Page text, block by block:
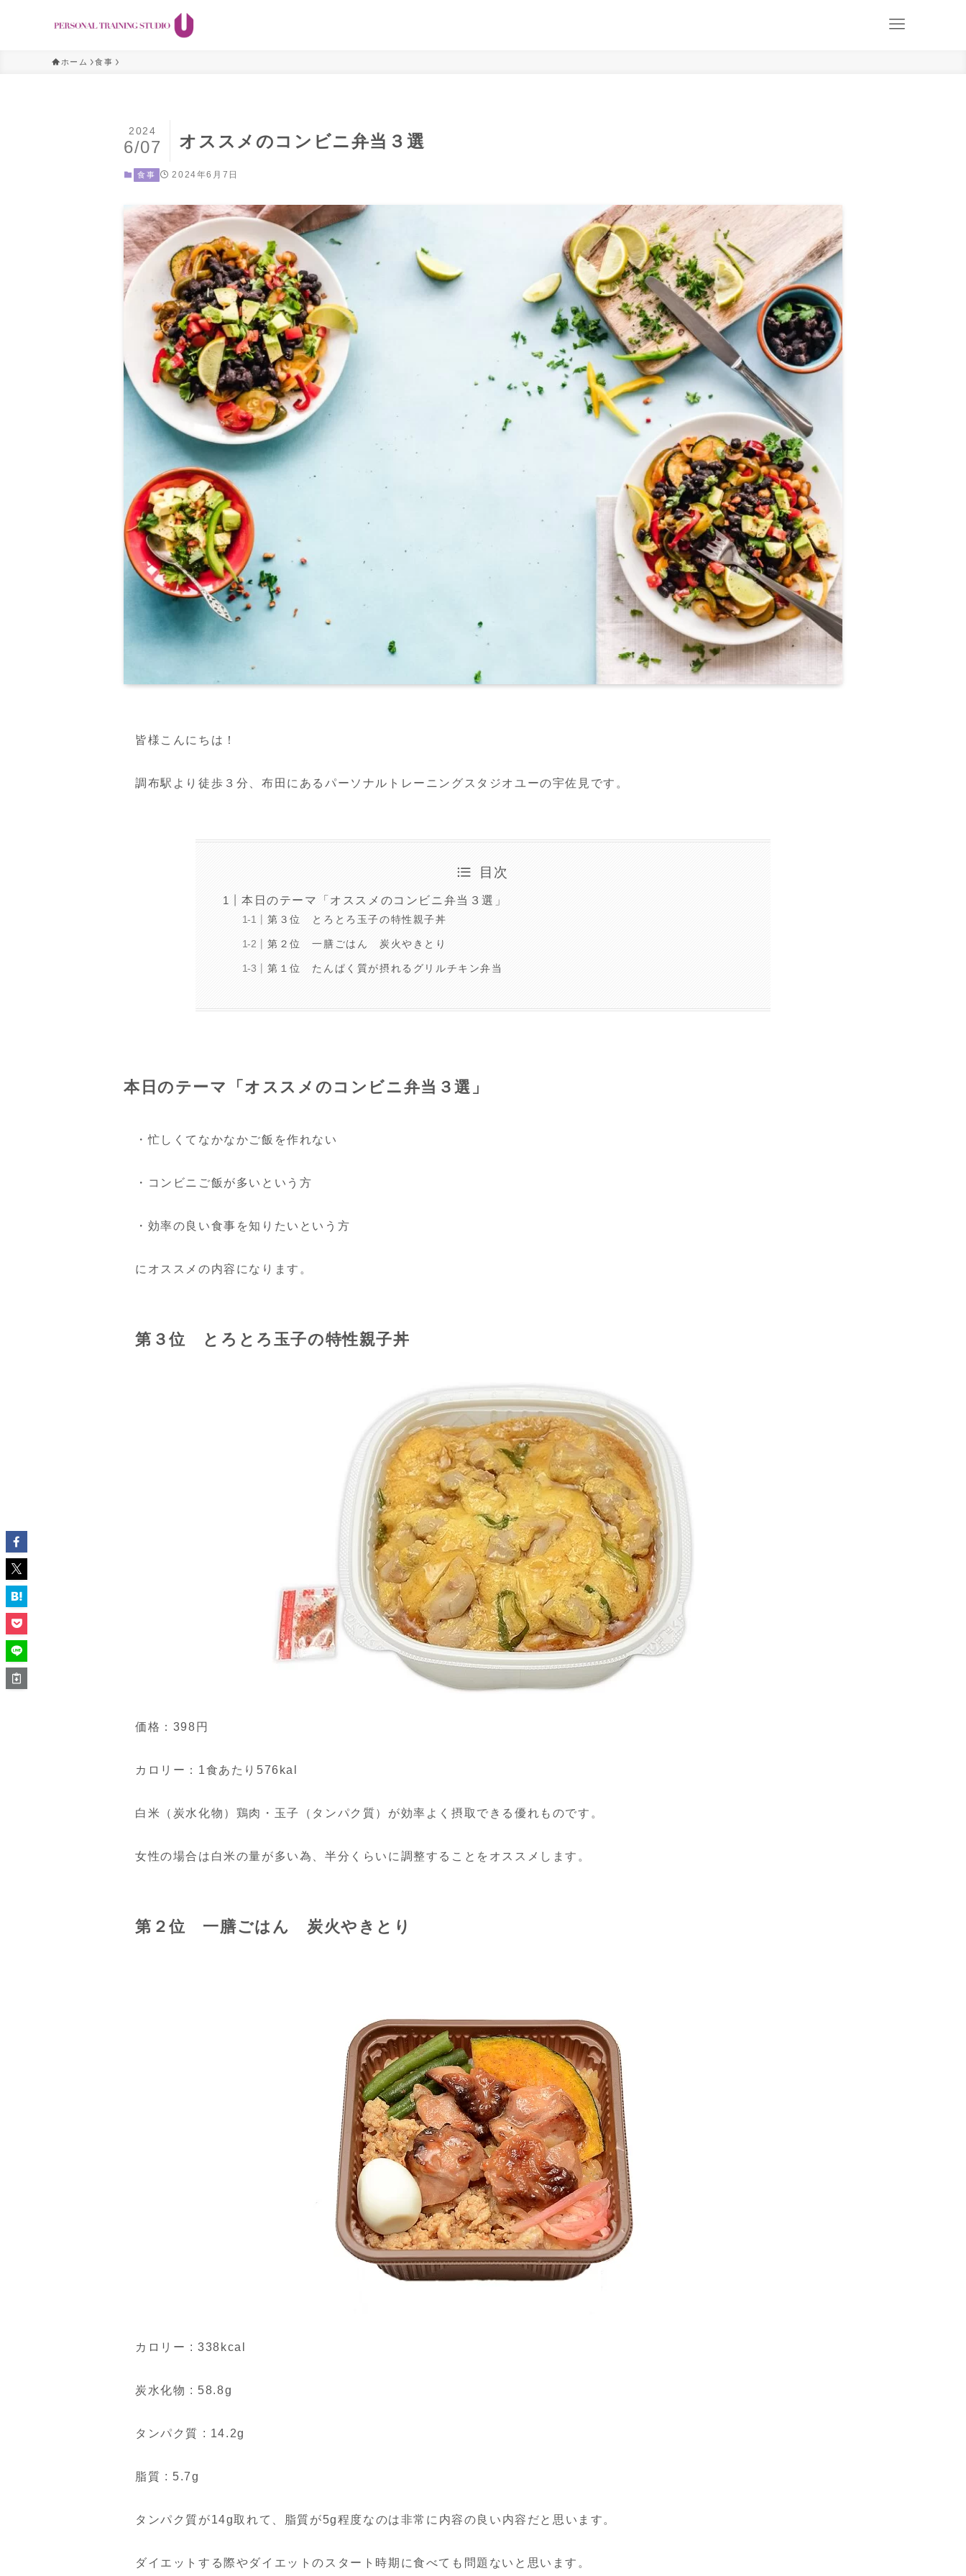
ホーム 食事
オススメのコンビニ弁当３選
2024
6/07
食事 2024年6月7日
皆様こんにちは！
調布駅より徒歩３分、布田にあるパーソナルトレーニングスタジオユーの宇佐見です。
目次
本日のテーマ「オススメのコンビニ弁当３選」
第３位 とろとろ玉子の特性親子丼
第２位 一膳ごはん 炭火やきとり
第１位 たんぱく質が摂れるグリルチキン弁当
本日のテーマ「オススメのコンビニ弁当３選」
・忙しくてなかなかご飯を作れない
・コンビニご飯が多いという方
・効率の良い食事を知りたいという方
にオススメの内容になります。
第３位 とろとろ玉子の特性親子丼
価格：398円
カロリー：1食あたり576kal
白米（炭水化物）鶏肉・玉子（タンパク質）が効率よく摂取できる優れものです。
女性の場合は白米の量が多い為、半分くらいに調整することをオススメします。
第２位 一膳ごはん 炭火やきとり
カロリー : 338kcal
炭水化物 : 58.8g
タンパク質 : 14.2g
脂質 : 5.7g
タンパク質が14g取れて、脂質が5g程度なのは非常に内容の良い内容だと思います。
ダイエットする際やダイエットのスタート時期に食べても問題ないと思います。